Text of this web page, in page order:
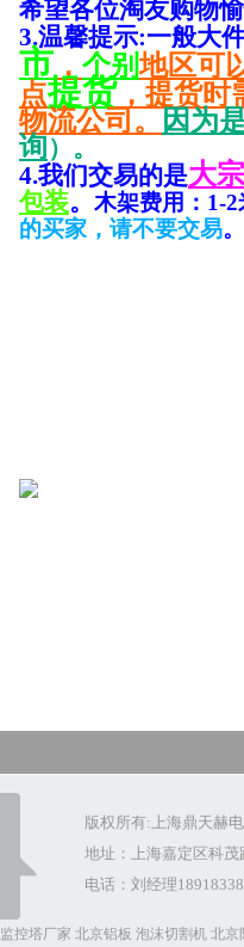
希望各位淘友购物
3.温馨提示:一般大
市 ， 个别地区可
点提货，提货时
物流公司。
因为
询）。
4.我们交易的是大
包装。 木架费用：1-
的买家，请不要交易。
版权所有:上海鼎天赫
地址：上海嘉定区科
电话： 刘经理
监控塔厂家 北京铝板 泡沫切割机 北京